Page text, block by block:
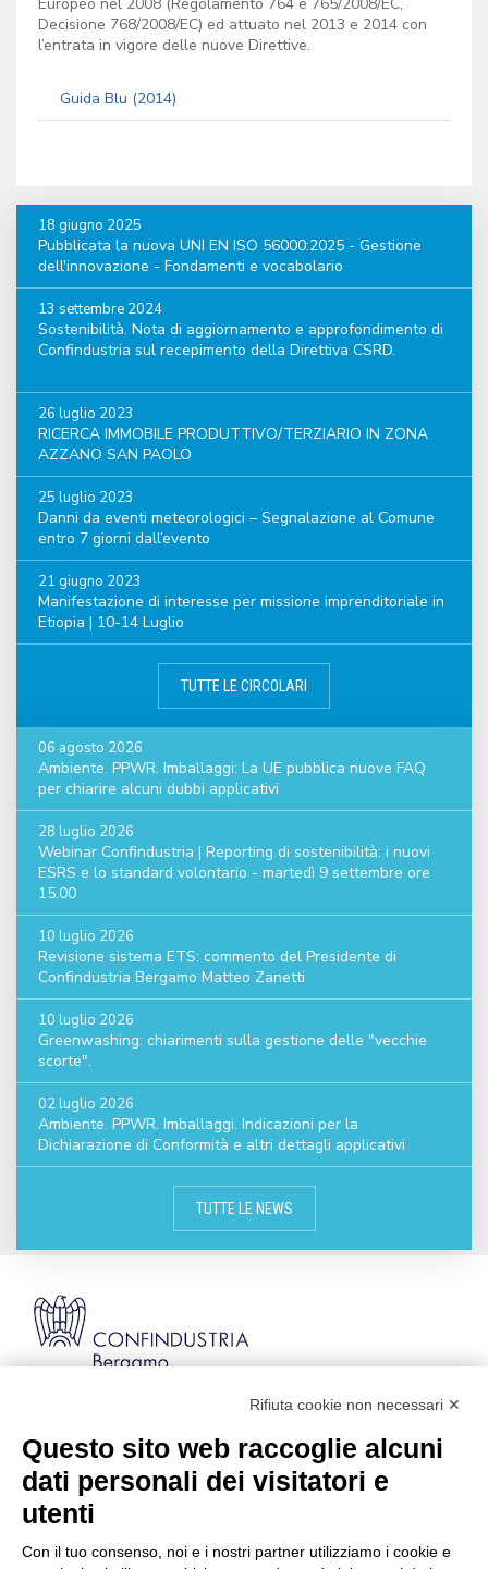
Decisione 768/2008/EC) ed attuato nel 2013 e 2014 con
l’entrata in vigore delle nuove Direttive.
Guida Blu (2014)
18 giugno 2025
Pubblicata la nuova UNI EN ISO 56000:2025 - Gestione
dell'innovazione - Fondamenti e vocabolario
13 settembre 2024
Sostenibilità. Nota di aggiornamento e approfondimento di
Confindustria sul recepimento della Direttiva CSRD.
26 luglio 2023
RICERCA IMMOBILE PRODUTTIVO/TERZIARIO IN ZONA
AZZANO SAN PAOLO
25 luglio 2023
Danni da eventi meteorologici – Segnalazione al Comune
entro 7 giorni dall’evento
21 giugno 2023
Manifestazione di interesse per missione imprenditoriale in
Etiopia | 10-14 Luglio
TUTTE LE CIRCOLARI
06 agosto 2026
Ambiente. PPWR. Imballaggi: La UE pubblica nuove FAQ
per chiarire alcuni dubbi applicativi
28 luglio 2026
Webinar Confindustria | Reporting di sostenibilità: i nuovi
ESRS e lo standard volontario - martedì 9 settembre ore
15.00
10 luglio 2026
Revisione sistema ETS: commento del Presidente di
Confindustria Bergamo Matteo Zanetti
10 luglio 2026
Greenwashing: chiarimenti sulla gestione delle "vecchie
scorte".
02 luglio 2026
Ambiente. PPWR. Imballaggi. Indicazioni per la
Dichiarazione di Conformità e altri dettagli applicativi
TUTTE LE NEWS
Codice Fiscale: 80021750163 | PEC:
info@pec.confindustriabergamo.it
Rifiuta cookie non necessari ✕
Questo sito web raccoglie alcuni
dati personali dei visitatori e
utenti
Con il tuo consenso, noi e i nostri partner utilizziamo i cookie e